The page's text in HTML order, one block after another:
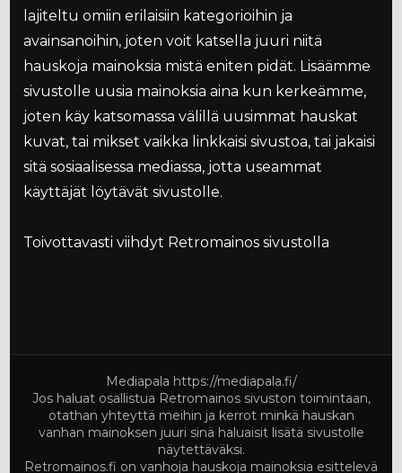
lajiteltu omiin erilaisiin kategorioihin ja
avainsanoihin, joten voit katsella juuri niitä
hauskoja mainoksia mistä eniten pidät. Lisäämme
sivustolle uusia mainoksia aina kun kerkeämme,
joten käy katsomassa välillä uusimmat hauskat
kuvat, tai mikset vaikka linkkaisi sivustoa, tai jakaisi
sitä sosiaalisessa mediassa, jotta useammat
käyttäjät löytävät sivustolle.
Toivottavasti viihdyt Retromainos sivustolla
Mediapala https://mediapala.fi/
Jos haluat osallistua Retromainos sivuston toimintaan,
otathan yhteyttä meihin ja kerrot minkä hauskan
vanhan mainoksen juuri sinä haluaisit lisätä sivustolle
näytettäväksi.
Retromainos.fi on vanhoja hauskoja mainoksia esittelevä